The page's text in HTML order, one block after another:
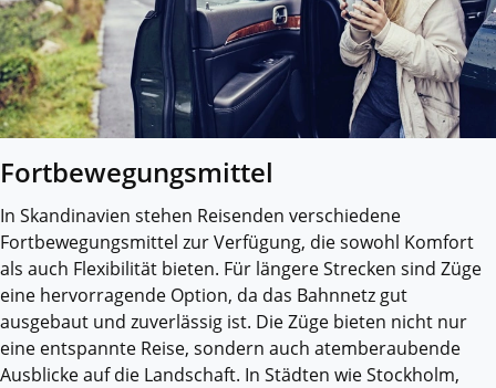
Fortbewegungsmittel
In Skandinavien stehen Reisenden verschiedene
Fortbewegungsmittel zur Verfügung, die sowohl Komfort
als auch Flexibilität bieten. Für längere Strecken sind Züge
eine hervorragende Option, da das Bahnnetz gut
ausgebaut und zuverlässig ist. Die Züge bieten nicht nur
eine entspannte Reise, sondern auch atemberaubende
Ausblicke auf die Landschaft. In Städten wie Stockholm,